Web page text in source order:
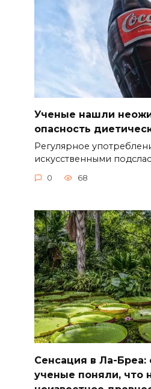
Ученые нашли
опасность
Регулярное
искусственными
0 68
Сенсация в Ла-Бреа:
ученые поняли, что